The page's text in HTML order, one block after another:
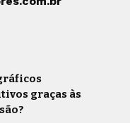
graças às